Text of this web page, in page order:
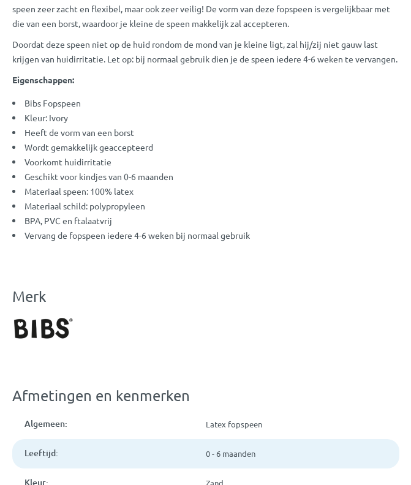
speen zeer zacht en flexibel, maar ook zeer veilig! De vorm van deze fopspeen is vergelijkbaar met
die van een borst, waardoor je kleine de speen makkelijk zal accepteren.
Doordat deze speen niet op de huid rondom de mond van je kleine ligt, zal hij/zij niet gauw last
krijgen van huidirritatie. Let op: bij normaal gebruik dien je de speen iedere 4-6 weken te vervangen.
Eigenschappen:
Bibs Fopspeen
Kleur: Ivory
Heeft de vorm van een borst
Wordt gemakkelijk geaccepteerd
Voorkomt huidirritatie
Geschikt voor kindjes van 0-6 maanden
Materiaal speen: 100% latex
Materiaal schild: polypropyleen
BPA, PVC en ftalaatvrij
Vervang de fopspeen iedere 4-6 weken bij normaal gebruik
Merk
Afmetingen en kenmerken
Algemeen: Latex fopspeen
Leeftijd: 0 - 6 maanden
Kleur: Zand